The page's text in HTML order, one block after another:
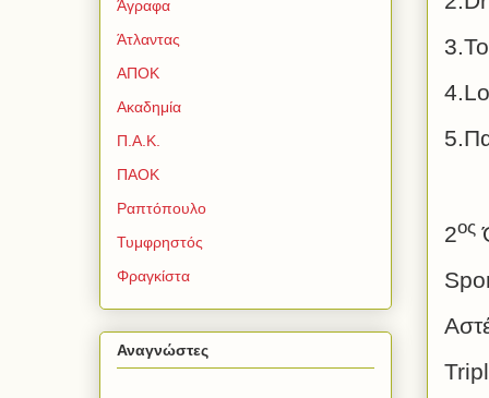
3.
5.
2ος
Άγραφα
Άτλαντας
ΑΠΟΚ
Ακαδημία
Π.Α.Κ.
ΠΑΟΚ
Ραπτόπουλο
Τυμφρηστός
Φραγκίστα
Αναγνώστες